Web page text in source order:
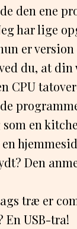
den ene
har lige
er version
du, at
CPU
en
Den
træ er
En USB-tra!